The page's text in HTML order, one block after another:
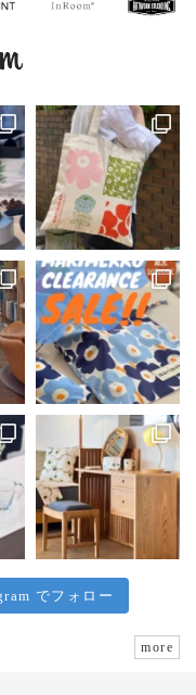
でフォロー
more